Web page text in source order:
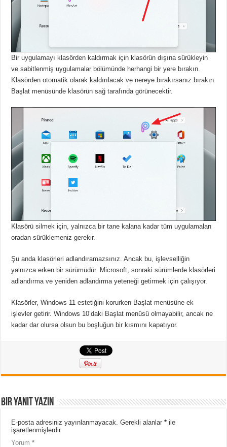
Bir uygulamayı klasörden kaldırmak için klasörün dışına sürükleyin
ve sabitlenmiş uygulamalar bölümünde herhangi bir yere bırakın.
Klasörden otomatik olarak kaldırılacak ve nereye bırakırsanız bırakın
Başlat menüsünde klasörün sağ tarafında görünecektir.
Klasörü silmek için, yalnızca bir tane kalana kadar tüm uygulamaları
oradan sürüklemeniz gerekir.
Şu anda klasörleri adlandıramazsınız.Ancak bu, işlevselliğin
yalnızca erken bir sürümüdür. Microsoft, sonraki sürümlerde klasörleri
adlandırma ve yeniden adlandırma yeteneği getirmek için çalışıyor.
Klasörler, Windows 11 estetiğini korurken Başlat menüsüne ek
işlevler getirir.Windows 10’daki Başlat menüsü olmayabilir, ancak ne
kadar dar olursa olsun bu boşluğun bir kısmını kapatıyor.
Bir yanıt yazın
E-posta adresiniz yayınlanmayacak. Gerekli alanlar* ile
işaretlenmişlerdir
Yorum*